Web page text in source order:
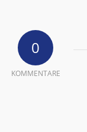
0
KOMMENTARE